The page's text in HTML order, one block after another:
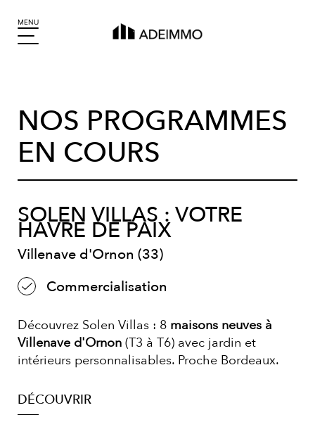
MENU
NOS PROGRAMMES
EN COURS
SOLEN VILLAS : VOTRE
HAVRE DE PAIX
Villenave d'Ornon (33)
Commercialisation
Découvrez Solen Villas : 8 maisons neuves à
Villenave d'Ornon (T3 à T6) avec jardin et
intérieurs personnalisables. Proche Bordeaux.
DÉCOUVRIR